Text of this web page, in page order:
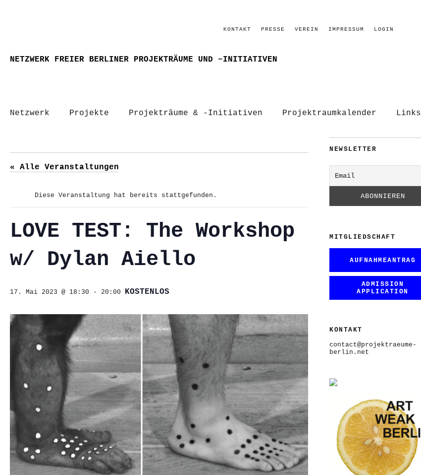
KONTAKT PRESSE VEREIN IMPRESSUM LOGIN
NETZWERK FREIER BERLINER PROJEKTRÄUME UND –INITIATIVEN
Netzwerk Projekte Projekträume & -Initiativen Projektraumkalender Links
« Alle Veranstaltungen
Diese Veranstaltung hat bereits stattgefunden.
LOVE TEST: The Workshop
w/ Dylan Aiello
17. Mai 2023 @ 18:30 - 20:00 KOSTENLOS
NEWSLETTER
MITGLIEDSCHAFT
AUFNAHMEANTRAG
ADMISSION
APPLICATION
KONTAKT
contact@projektraeume-
berlin.net